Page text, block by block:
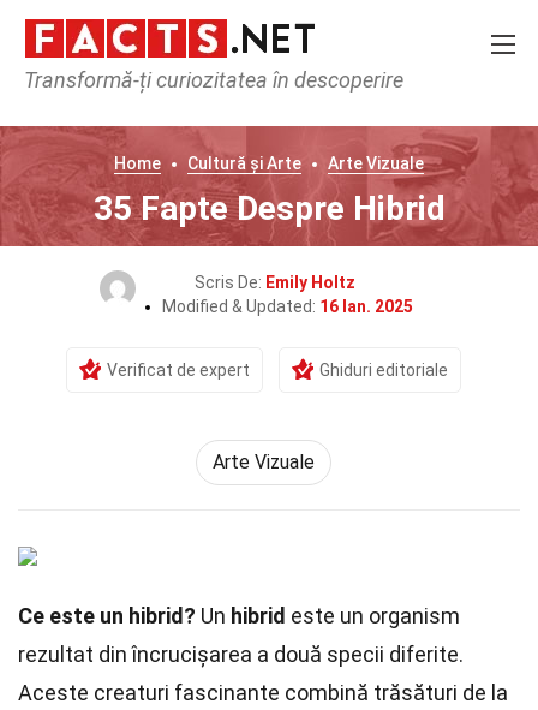
Transformă-ți curiozitatea în descoperire
Home Cultură și Arte Arte Vizuale
35 Fapte Despre Hibrid
Scris De: Emily Holtz
Modified & Updated: 16 Ian. 2025
Verificat de expert Ghiduri editoriale
Arte Vizuale
Ce este un hibrid? Un hibrid este un organism
rezultat din încrucișarea a două specii diferite.
Aceste creaturi fascinante combină trăsături de la